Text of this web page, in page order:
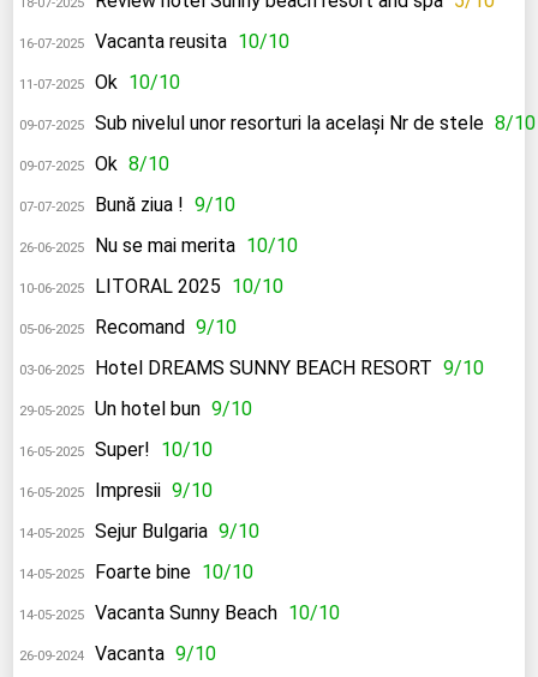
16-07-2025 Vacanta reusita 10/10
11-07-2025 Ok 10/10
09-07-2025 Sub nivelul unor resorturi la același Nr de stele 8/10
09-07-2025 Ok 8/10
07-07-2025 Bună ziua ! 9/10
26-06-2025 Nu se mai merita 10/10
10-06-2025 LITORAL 2025 10/10
05-06-2025 Recomand 9/10
03-06-2025 Hotel DREAMS SUNNY BEACH RESORT 9/10
29-05-2025 Un hotel bun 9/10
16-05-2025 Super! 10/10
16-05-2025 Impresii 9/10
14-05-2025 Sejur Bulgaria 9/10
14-05-2025 Foarte bine 10/10
14-05-2025 Vacanta Sunny Beach 10/10
26-09-2024 Vacanta 9/10